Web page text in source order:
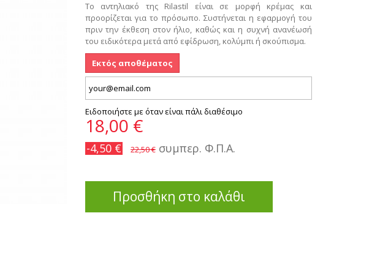
Το αντηλιακό της Rilastil είναι σε μορφή κρέμας και
προορίζεται για το πρόσωπο. Συστήνεται η εφαρμογή του
πριν την έκθεση στον ήλιο, καθώς και η συχνή ανανέωσή
του ειδικότερα μετά από εφίδρωση, κολύμπι ή σκούπισμα.
Εκτός αποθέματος
Ειδοποιήστε με όταν είναι πάλι διαθέσιμο
18,00 €
-4,50 € 22,50 € συμπερ. Φ.Π.Α.
Προσθήκη στο καλάθι